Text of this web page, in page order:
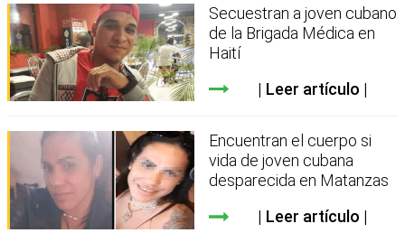
Secuestran a joven cubano
de la Brigada Médica en
Haití
Leer artículo
Encuentran el cuerpo si
vida de joven cubana
desparecida en Matanzas
Leer artículo